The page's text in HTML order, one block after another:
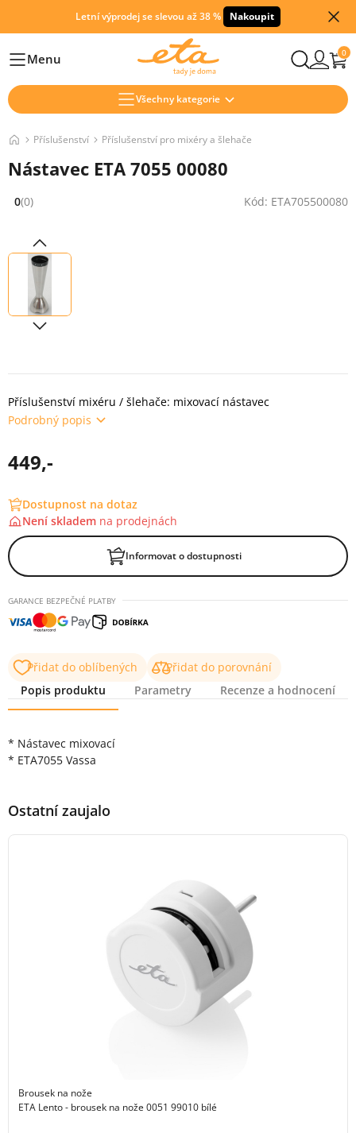
Letní výprodej se slevou až 38 % Nakoupit
HlavníMenu 0
Všechny kategorie
Příslušenství Příslušenství pro mixéry a šlehače
Nástavec ETA 7055 00080
Hodnocení: 0 z 5 (0 recenzí)
0(0) Kód: ETA705500080
Příslušenství mixéru / šlehače: mixovací nástavec
Podrobný popis
449,-
Dostupnost na dotaz
Není skladem na prodejnách
Informovat o dostupnosti
GARANCE BEZPEČNÉ PLATBY
Přidat do oblíbených
Přidat do porovnání
Popis produktu
Parametry Recenze a hodnocení
* Nástavec mixovací
* ETA7055 Vassa
Ostatní zaujalo
Brousek na nože
ETA Lento - brousek na nože 0051 99010 bílé